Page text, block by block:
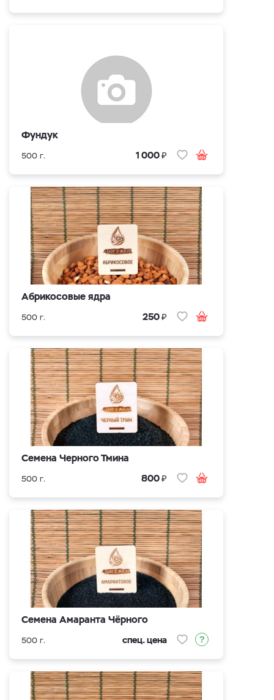
Фундук
500 г. 1 000₽
Абрикосовые ядра
500 г. 250₽
Cемена Черного Тмина
500 г. 800₽
Семена Амаранта Чёрного
500 г. спец. цена